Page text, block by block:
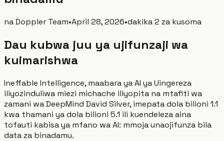
naDoppler Team•April 28, 2026•dakika 2 za kusoma
Dau kubwa juu ya ujifunzaji wa
kuimarishwa
Ineffable Intelligence, maabara ya AI ya Uingereza
iliyozinduliwa miezi michache iliyopita na mtafiti wa
zamani wa DeepMind David Silver, imepata dola bilioni 1.1
kwa thamani ya dola bilioni 5.1 ili kuendeleza aina
tofauti kabisa ya mfano wa AI: mmoja unaojifunza bila
data za binadamu.